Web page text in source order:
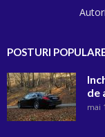
POSTURI
de
mai